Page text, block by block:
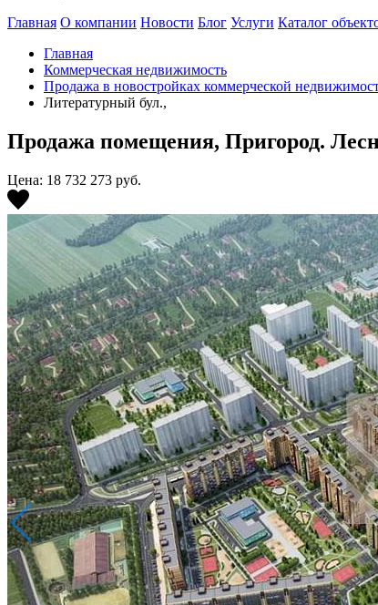
Главная О компании Новости Блог Услуги Каталог
Главная
Коммерческая недвижимость
Продажа в новостройках коммерческой
Литературный бул.,
Продажа помещения, Пригород.
Цена: 18 732 273 руб.